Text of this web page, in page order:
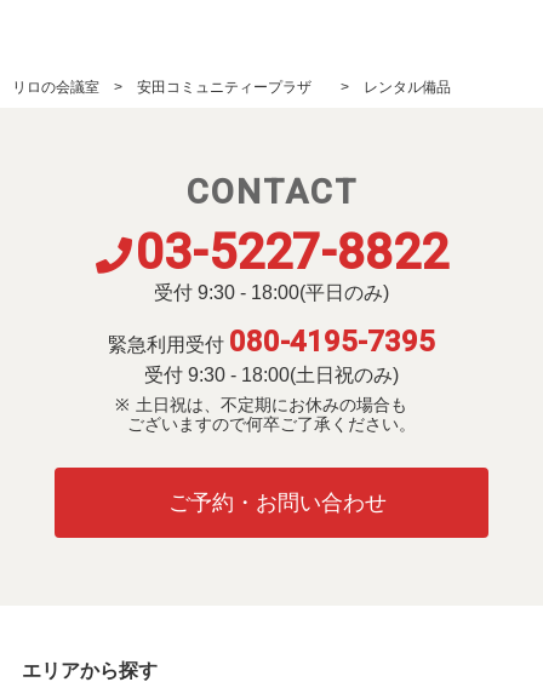
リロの会議室 安田コミュニティープラザ レンタル備品
CONTACT
03-5227-8822
受付 9:30 - 18:00(平日のみ)
緊急利用受付 080-4195-7395
受付 9:30 - 18:00(土日祝のみ)
土日祝は、不定期にお休みの場合も
ございますので何卒ご了承ください。
ご予約・お問い合わせ
エリアから探す